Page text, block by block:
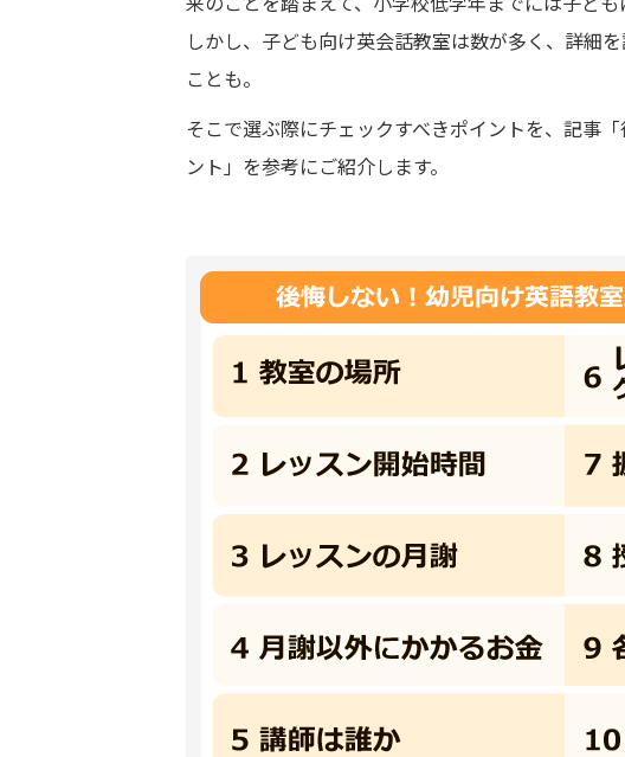
しかし、子ども向け英会話教室は数が多く、詳細
ことも。
そこで選ぶ際にチェックすべきポイントを、記事
ント」を参考にご紹介します。